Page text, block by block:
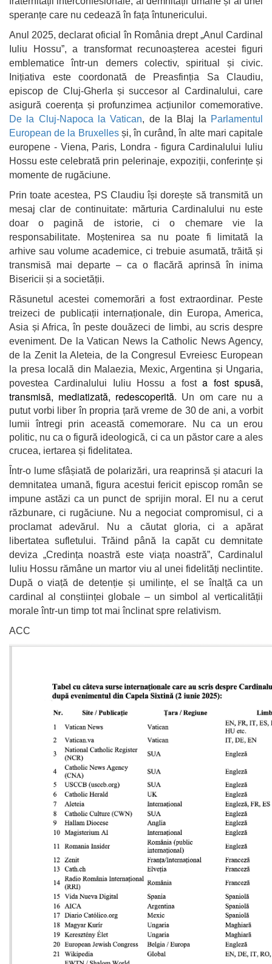
speranțe care nu cedează în fața întunericului.
Anul 2025, declarat oficial în România drept „Anul Cardinal
Iuliu Hossu”, a transformat recunoașterea acestei figuri
emblematice într-un demers colectiv, spiritual și civic.
Inițiativa este coordonată de Preasfinția Sa Claudiu,
episcop de Cluj-Gherla și succesor al Cardinalului, care
asigură coerența și profunzimea acțiunilor comemorative.
De la Cluj-Napoca la Vatican, de la Blaj la Parlamentul
European de la Bruxellesși, în curând, în alte mari capitale
europene - Viena, Paris, Londra - figura Cardinalului Iuliu
Hossu este celebrată prin pelerinaje, expoziții, conferințe și
momente de rugăciune.
Prin toate acestea, PS Claudiu își dorește să transmită un
mesaj clar de continuitate: mărturia Cardinalului nu este
doar o pagină de istorie, ci o chemare vie la
responsabilitate. Moștenirea sa nu poate fi limitată la
arhive sau volume academice, ci trebuie asumată, trăită și
transmisă mai departe – ca o flacără aprinsă în inima
Bisericii și a societății.
Răsunetul acestei comemorări a fost extraordinar. Peste
treizeci de publicații internaționale, din Europa, America,
Asia și Africa, în peste douăzeci de limbi, au scris despre
eveniment. De la Vatican News la Catholic News Agency,
de la Zenit la Aleteia, de la Congresul Evreiesc European
la presa locală din Malaezia, Mexic, Argentina și Ungaria,
povestea Cardinalului Iuliu Hossu a fosta fost spusă,
transmisă, mediatizată, redescoperită. Un om care nu a
putut vorbi liber în propria țară vreme de 30 de ani, a vorbit
lumii întregi prin această comemorare. Nu ca un erou
politic, nu ca o figură ideologică, ci ca un păstor care a ales
crucea, iertarea și fidelitatea.
Într-o lume sfâșiată de polarizări, ura reaprinsă și atacuri la
demnitatea umană, figura acestui fericit episcop român se
impune astăzi ca un punct de sprijin moral. El nu a cerut
răzbunare, ci rugăciune. Nu a negociat compromisul, ci a
proclamat adevărul. Nu a căutat gloria, ci a apărat
libertatea sufletului. Trăind până la capăt cu demnitate
deviza „Credința noastră este viața noastră”, Cardinalul
Iuliu Hossu rămâne un martor viu al unei fidelități neclintite.
După o viață de detenție și umilințe, el se înalță ca un
cardinal al conștiinței globale – un simbol al verticalității
morale într-un timp tot mai înclinat spre relativism.
ACC